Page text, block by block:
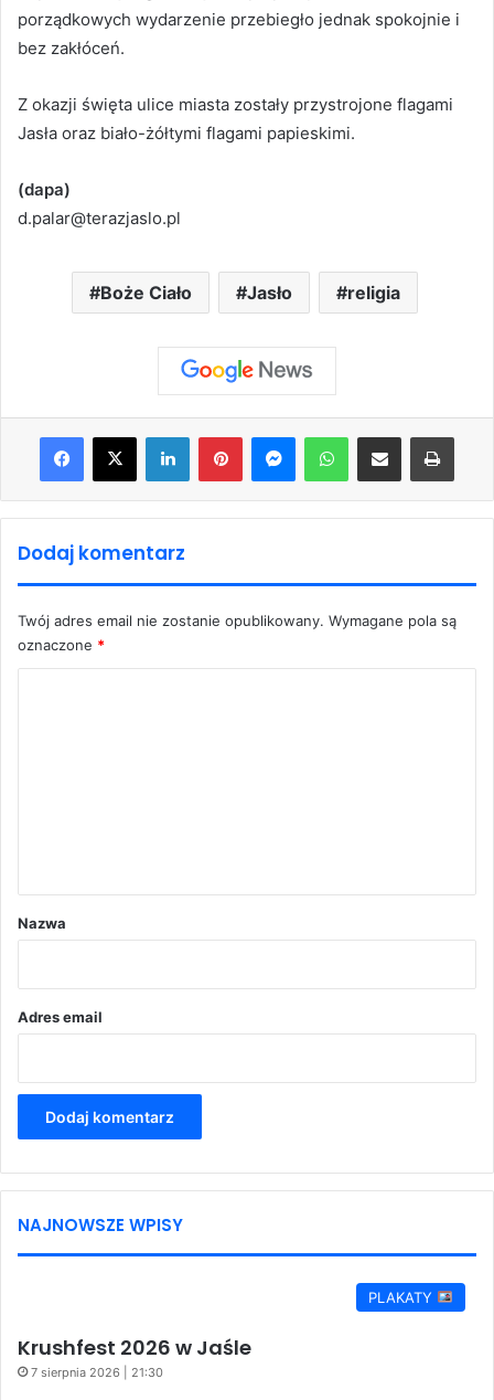
porządkowych wydarzenie przebiegło jednak spokojnie i
bez zakłóceń.
Z okazji święta ulice miasta zostały przystrojone flagami
Jasła oraz biało-żółtymi flagami papieskimi.
(dapa)
d.palar@terazjaslo.pl
Boże Ciało Jasło religia
Facebook
X LinkedInPinterestMessengerWhatsAppShare via Email Print
Dodaj komentarz
Twój adres email nie zostanie opublikowany. Wymagane pola są
oznaczone *
rNazwa
Adres email
NAJNOWSZE WPISY
PLAKATY
Krushfest 2026 w Jaśle
7 sierpnia 2026 | 21:30